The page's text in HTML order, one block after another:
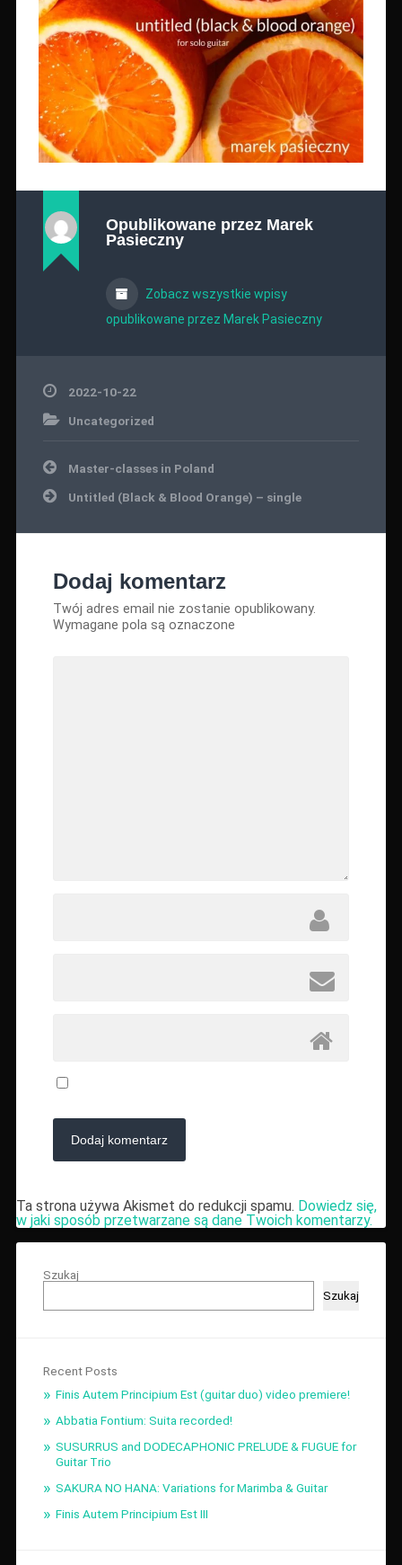
Opublikowane przez Marek
Pasieczny
Zobacz wszystkie wpisy
opublikowane przez Marek Pasieczny
2022-10-22
Uncategorized
Nawigacja
Master-classes in Poland
Untitled (Black & Blood Orange) – single
Dodaj komentarz
Twój adres email nie zostanie opublikowany.
Wymagane pola są oznaczone
Ta strona używa Akismet do redukcji spamu. Dowiedz się,
w jaki sposób przetwarzane są dane Twoich komentarzy.
Szukaj
Szukaj
Recent Posts
Finis Autem Principium Est (guitar duo) video premiere!
Abbatia Fontium: Suita recorded!
SUSURRUS and DODECAPHONIC PRELUDE & FUGUE for
Guitar Trio
SAKURA NO HANA: Variations for Marimba & Guitar
Finis Autem Principium Est III